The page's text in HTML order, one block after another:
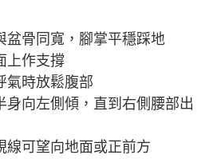
盆骨同寬，腳掌平穩踩地
上作支撐
氣時放鬆腹部
身向左側傾，直到右側腰部出
線可望向地面或正前方